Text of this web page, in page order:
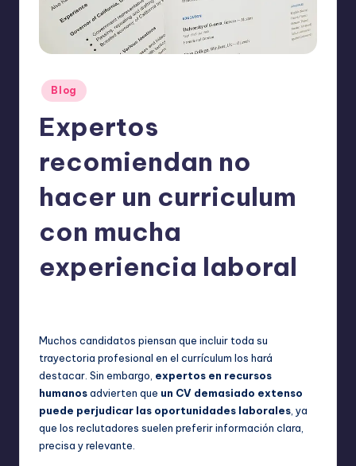
Publicado
en
Blog
Expertos
recomiendan no
hacer un curriculum
con mucha
experiencia laboral
Muchos candidatos piensan que incluir toda su
trayectoria profesional en el currículum los hará
destacar. Sin embargo, expertos en recursos
humanosadvierten que un CV demasiado extenso
puede perjudicar las oportunidades laborales , ya
que los reclutadores suelen preferir información clara,
precisa y relevante.